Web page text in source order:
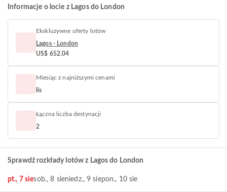
Informacje o locie z Lagos do London
Ekskluzywne oferty lotów
Lagos - London
US$ 652.04
Miesiąc z najniższymi cenami
lis
Łączna liczba destynacji
2
Sprawdź rozkłady lotów z Lagos do London
pt., 7 siesob., 8 sieniedz., 9 siepon., 10 sie